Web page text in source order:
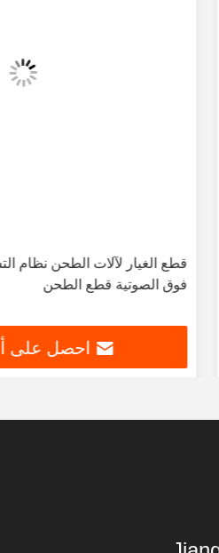
قطع الغيار لآلات الطحن نظام
فوق الصوتية قطع الطحن
احصل على